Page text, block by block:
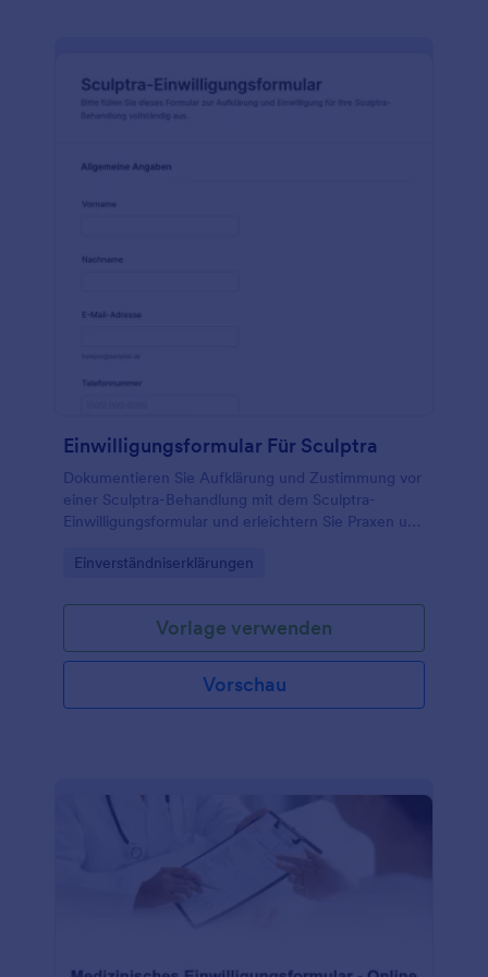
Einwilligungsformular Für Sculptra
Dokumentieren Sie Aufklärung und Zustimmung vor
einer Sculptra-Behandlung mit dem Sculptra-
Einwilligungsformular und erleichtern Sie Praxen und
Verwaltung jeder Formularantwort.
Go to Category:
Einverständniserklärungen
Vorlage verwenden
Vorschau